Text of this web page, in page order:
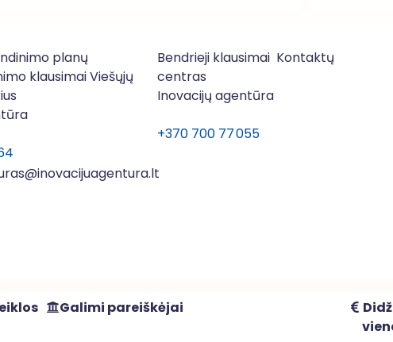
planų
klausimai Viešųjų
Bendrieji klausimai Kontaktų
centras
Inovacijų agentūra
+370 700 77 055
Galimi pareiškėjai